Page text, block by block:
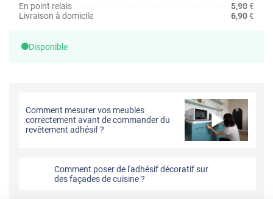
En point relais
5,90€
Livraison à domicile
6,90€
Disponible
Comment mesurer vos meubles
correctement avant de commander du
revêtement adhésif ?
Comment poser de l'adhésif décoratif sur
des façades de cuisine ?